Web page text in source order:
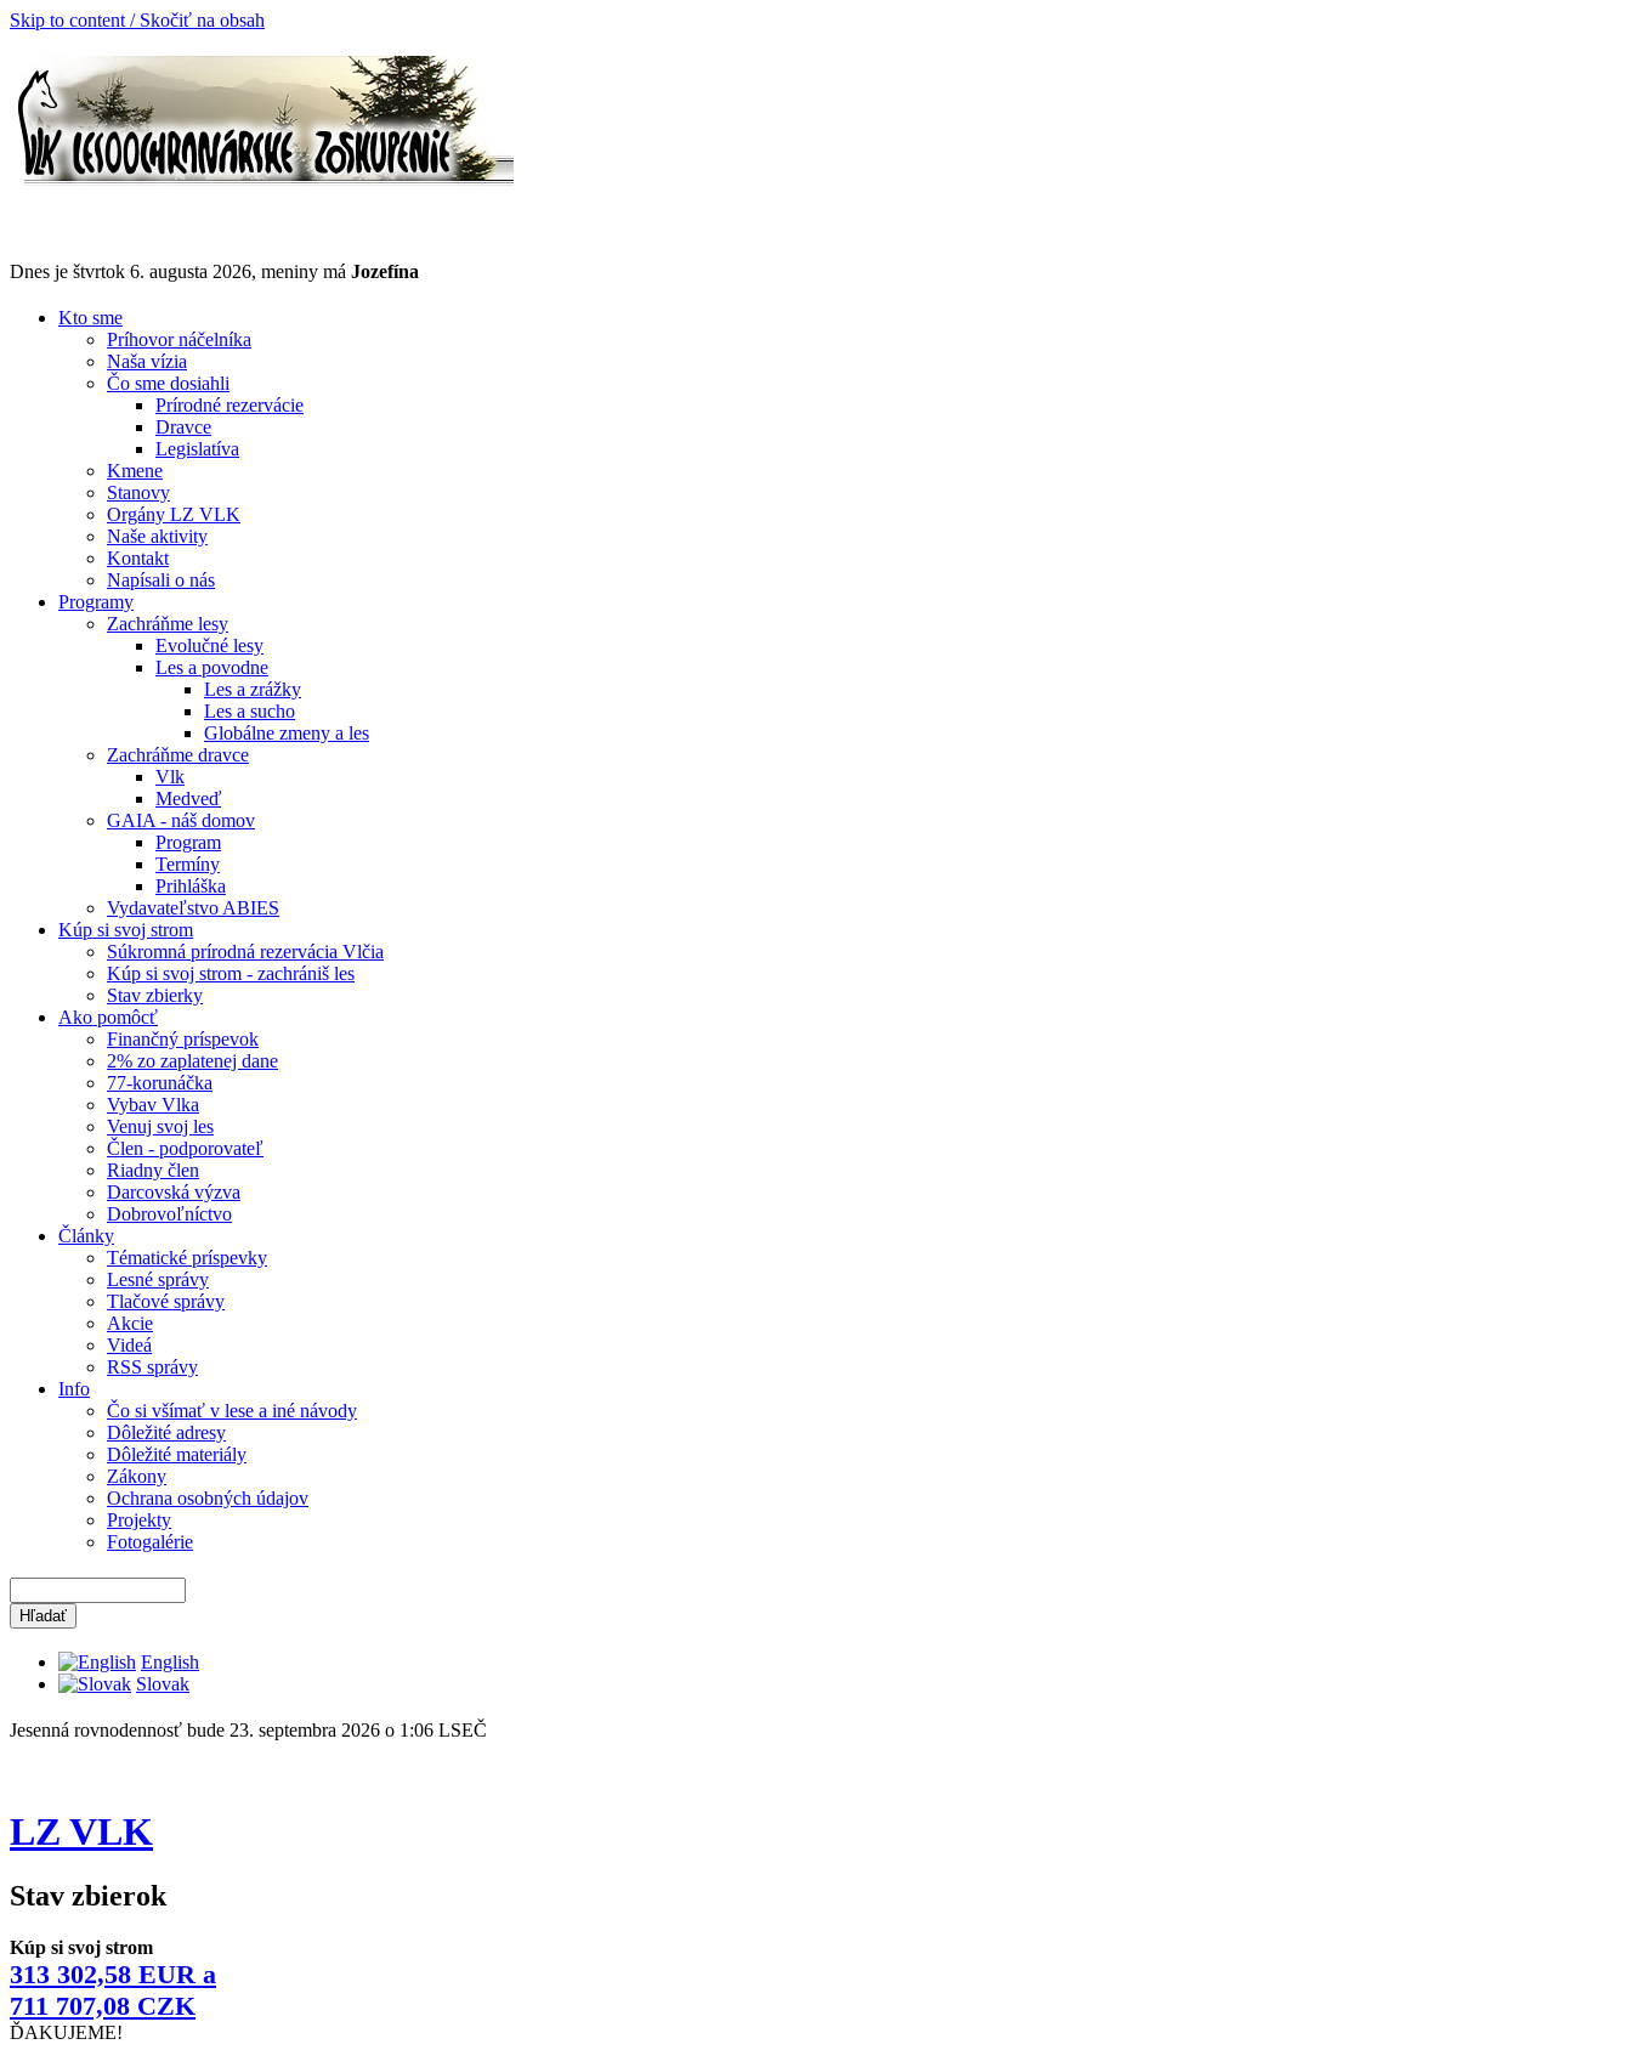
Skip to content / Skočiť na obsah
Dnes je štvrtok 6. augusta 2026, meniny má Jozefína
Kto sme
Príhovor náčelníka
Naša vízia
Čo sme dosiahli
Prírodné rezervácie
Dravce
Legislatíva
Kmene
Stanovy
Orgány LZ VLK
Naše aktivity
Kontakt
Napísali o nás
Programy
Zachráňme lesy
Evolučné lesy
Les a povodne
Les a zrážky
Les a sucho
Globálne zmeny a les
Zachráňme dravce
Vlk
Medveď
GAIA - náš domov
Program
Termíny
Prihláška
Vydavateľstvo ABIES
Kúp si svoj strom
Súkromná prírodná rezervácia Vlčia
Kúp si svoj strom - zachrániš les
Stav zbierky
Ako pomôcť
Finančný príspevok
2% zo zaplatenej dane
77-korunáčka
Vybav Vlka
Venuj svoj les
Člen - podporovateľ
Riadny člen
Darcovská výzva
Dobrovoľníctvo
Články
Tématické príspevky
Lesné správy
Tlačové správy
Akcie
Videá
RSS správy
Info
Čo si všímať v lese a iné návody
Dôležité adresy
Dôležité materiály
Zákony
Ochrana osobných údajov
Projekty
Fotogalérie
English
Slovak
Jesenná rovnodennosť bude 23. septembra 2026 o 1:06 LSEČ
LZ VLK
Stav zbierok
Kúp si svoj strom
313 302,58 EUR a
711 707,08 CZK
ĎAKUJEME!